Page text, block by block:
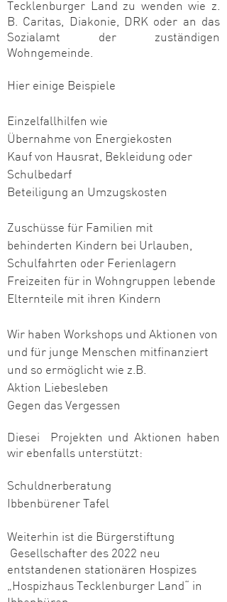
Tecklenburger Land zu wenden wie z.
B. Caritas, Diakonie, DRK oder an das
Sozialamt der zuständigen
Wohngemeinde.
Hier einige Beispiele
Einzelfallhilfen wie
Übernahme von Energiekosten
Kauf von Hausrat, Bekleidung oder
Schulbedarf
Beteiligung an Umzugskosten
Zuschüsse für Familien mit
behinderten Kindern bei Urlauben,
Schulfahrten oder Ferienlagern
Freizeiten für in Wohngruppen lebende
Elternteile mit ihren Kindern
Wir haben Workshops und Aktionen von
und für junge Menschen mitfinanziert
und so ermöglicht wie z.B.
Aktion Liebesleben
Gegen das Vergessen
Diesei Projekten und Aktionen haben
wir ebenfalls unterstützt:
Schuldnerberatung
Ibbenbürener Tafel
Weiterhin ist die Bürgerstiftung
Gesellschafter des 2022 neu
entstandenen stationären Hospizes
„Hospizhaus Tecklenburger Land“ in